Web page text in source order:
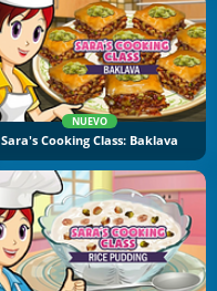
NUEVO
Sara's Cooking Class: Baklava